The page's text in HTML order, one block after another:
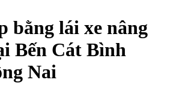
bằng lái xe nâng
Bến Cát Bình
Nai